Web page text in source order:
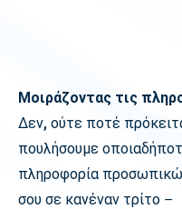
Μοιράζοντας τις
Δεν, ούτε ποτέ
πουλήσουμε
πληροφορία
σου σε κανέναν τρίτο –